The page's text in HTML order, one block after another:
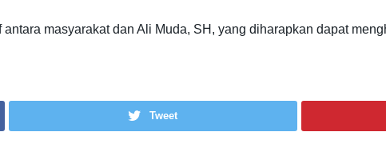
masyarakat dan Ali Muda, SH, yang diharapkan dapat
Tweet